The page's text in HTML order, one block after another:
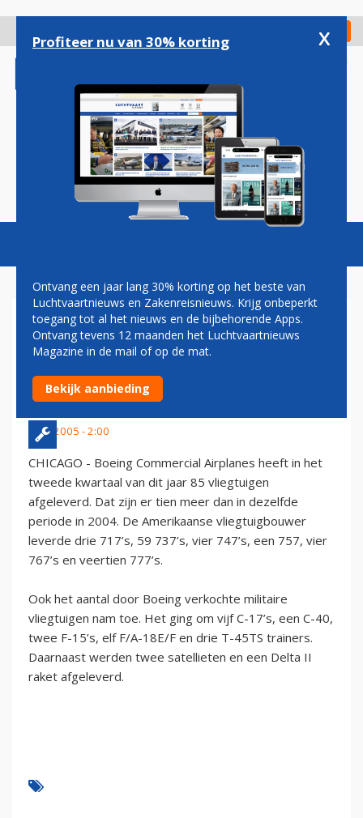
gaan
Check in
Magazine Podcasts Vacatures
BOEING COMMERCIAL
AIRPLANES LEVERT MEER
TOESTELLEN
7 juli 2005 - 2:00
CHICAGO - Boeing Commercial Airplanes heeft in het
tweede kwartaal van dit jaar 85 vliegtuigen
afgeleverd. Dat zijn er tien meer dan in dezelfde
periode in 2004. De Amerikaanse vliegtuigbouwer
leverde drie 717’s, 59 737’s, vier 747’s, een 757, vier
767’s en veertien 777’s.
Ook het aantal door Boeing verkochte militaire
vliegtuigen nam toe. Het ging om vijf C-17’s, een C-40,
twee F-15’s, elf F/A-18E/F en drie T-45TS trainers.
Daarnaast werden twee satellieten en een Delta II
raket afgeleverd.
Profiteer nu van 30% korting x
Ontvang een jaar lang 30% korting op het beste van
Luchtvaartnieuws en Zakenreisnieuws. Krijg onbeperkt
toegang tot al het nieuws en de bijbehorende Apps.
Ontvang tevens 12 maanden het Luchtvaartnieuws
Magazine in de mail of op de mat.
Bekijk aanbieding